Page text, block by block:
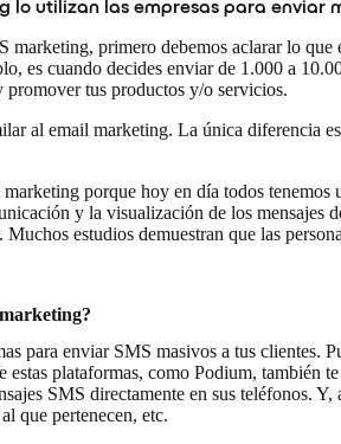
lo utilizan las empresas para enviar
marketing, primero debemos aclarar lo
es cuando decides enviar de 1.000 a
tus productos y/o servicios.
al email marketing. La única diferencia
porque hoy en día todos
y la visualización de los mensajes
Muchos estudios demuestran que las
para enviar SMS masivos a tus clientes.
estas plataformas, como Podium, también
SMS directamente en sus teléfonos.
que pertenecen, etc.